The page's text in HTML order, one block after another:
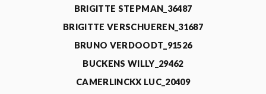
BRIGITTE STEPMAN_36487
BRIGITTE VERSCHUEREN_31687
BRUNO VERDOODT_91526
BUCKENS WILLY_29462
CAMERLINCKX LUC_20409